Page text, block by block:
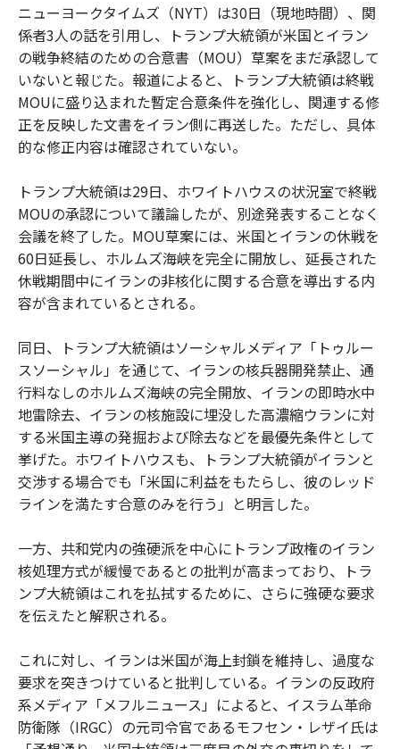
ニューヨークタイムズ（NYT）は30日（現地時間）、関
係者3人の話を引用し、トランプ大統領が米国とイラン
の戦争終結のための合意書（MOU）草案をまだ承認して
いないと報じた。報道によると、トランプ大統領は終戦
MOUに盛り込まれた暫定合意条件を強化し、関連する修
正を反映した文書をイラン側に再送した。ただし、具体
的な修正内容は確認されていない。
トランプ大統領は29日、ホワイトハウスの状況室で終戦
MOUの承認について議論したが、別途発表することなく
会議を終了した。MOU草案には、米国とイランの休戦を
60日延長し、ホルムズ海峡を完全に開放し、延長された
休戦期間中にイランの非核化に関する合意を導出する内
容が含まれているとされる。
同日、トランプ大統領はソーシャルメディア「トゥルー
スソーシャル」を通じて、イランの核兵器開発禁止、通
行料なしのホルムズ海峡の完全開放、イランの即時水中
地雷除去、イランの核施設に埋没した高濃縮ウランに対
する米国主導の発掘および除去などを最優先条件として
挙げた。ホワイトハウスも、トランプ大統領がイランと
交渉する場合でも「米国に利益をもたらし、彼のレッド
ラインを満たす合意のみを行う」と明言した。
一方、共和党内の強硬派を中心にトランプ政権のイラン
核処理方式が緩慢であるとの批判が高まっており、トラ
ンプ大統領はこれを払拭するために、さらに強硬な要求
を伝えたと解釈される。
これに対し、イランは米国が海上封鎖を維持し、過度な
要求を突きつけていると批判している。イランの反政府
系メディア「メフルニュース」によると、イスラム革命
防衛隊（IRGC）の元司令官であるモフセン・レザイ氏は